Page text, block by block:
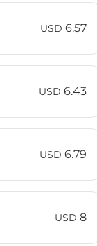
USD 6.57
USD 6.43
USD 6.79
USD 8